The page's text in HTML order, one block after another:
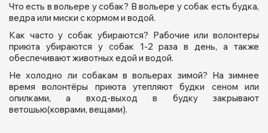
Что есть в вольере у собак? В вольере у собак есть будка,
ведра или миски с кормом и водой.
Как часто у собак убираются? Рабочие или волонтеры
приюта убираются у собак 1-2 раза в день, а также
обеспечивают животных едой и водой.
Не холодно ли собакам в вольерах зимой? На зимнее
время волонтёры приюта утепляют будки сеном или
опилками, а вход-выход в будку закрывают
ветошью(коврами, вещами).